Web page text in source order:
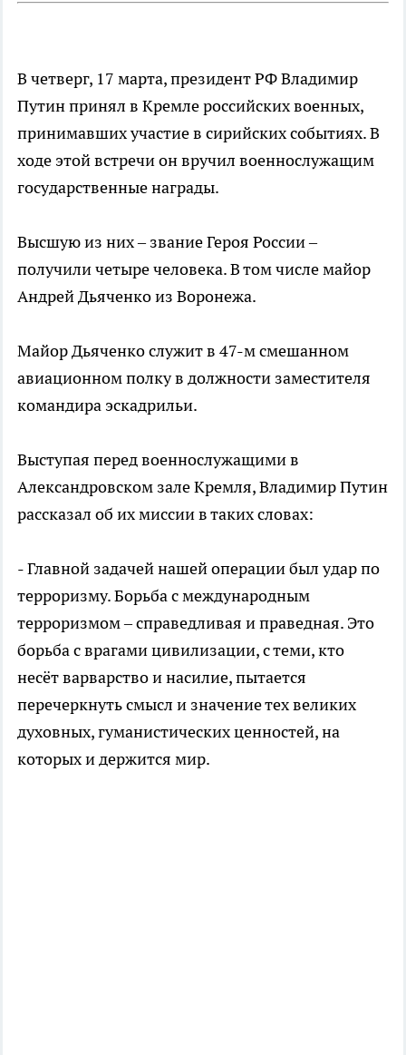
В четверг, 17 марта, президент РФ Владимир
Путин принял в Кремле российских военных,
принимавших участие в сирийских событиях. В
ходе этой встречи он вручил военнослужащим
государственные награды.
Высшую из них – звание Героя России –
получили четыре человека. В том числе майор
Андрей Дьяченко из Воронежа.
Майор Дьяченко служит в 47-м смешанном
авиационном полку в должности заместителя
командира эскадрильи.
Выступая перед военнослужащими в
Александровском зале Кремля, Владимир Путин
рассказал об их миссии в таких словах:
- Главной задачей нашей операции был удар по
терроризму. Борьба с международным
терроризмом – справедливая и праведная. Это
борьба с врагами цивилизации, с теми, кто
несёт варварство и насилие, пытается
перечеркнуть смысл и значение тех великих
духовных, гуманистических ценностей, на
которых и держится мир.